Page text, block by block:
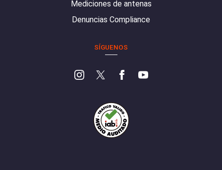
Mediciones de antenas
Denuncias Compliance
SÍGUENOS